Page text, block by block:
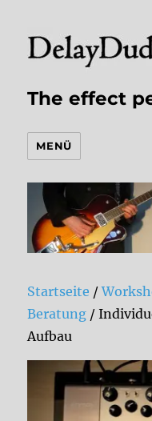
The effect
MENÜ
Startseite /
Beratung /
Aufbau